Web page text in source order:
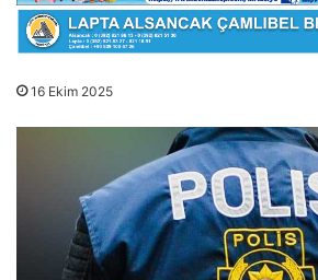
16 Ekim 2025